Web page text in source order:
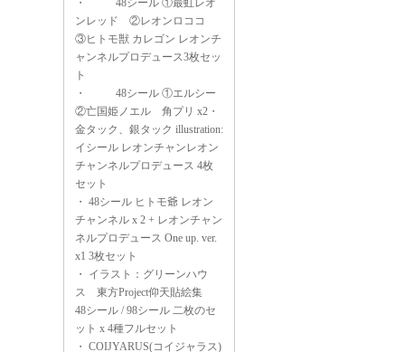
・
48シール ①最虹レオ
ンレッド ②レオンロココ
③ヒトモ獣 カレゴン レオンチ
ャンネルプロデュース3枚セッ
ト
・
48シール ①エルシー
②亡国姫ノエル 角プリ x2・
金タック、銀タック illustration:
イシール レオンチャンレオン
チャンネルプロデュース 4枚
セット
・ 48シール ヒトモ爺 レオン
チャンネル x 2 + レオンチャン
ネルプロデュース One up. ver.
x1 3枚セット
・ イラスト：グリーンハウ
ス 東方Project仰天貼絵集
48シール / 98シール 二枚のセ
ット x 4種フルセット
・ COIJYARUS(コイジャラス)